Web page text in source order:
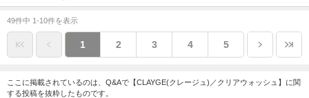
49件中 1-10件を表示
1 2 3 4 5
ここに掲載されているのは、Q&Aで【CLAYGE(クレージュ)／クリアウォッシュ】に関
する投稿を抜粋したものです。